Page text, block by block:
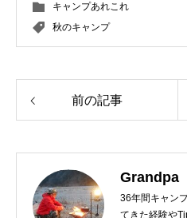
キャンプあれこれ
秋のキャンプ
前の記事
Grandpa
36年間キャン
てきた経験や